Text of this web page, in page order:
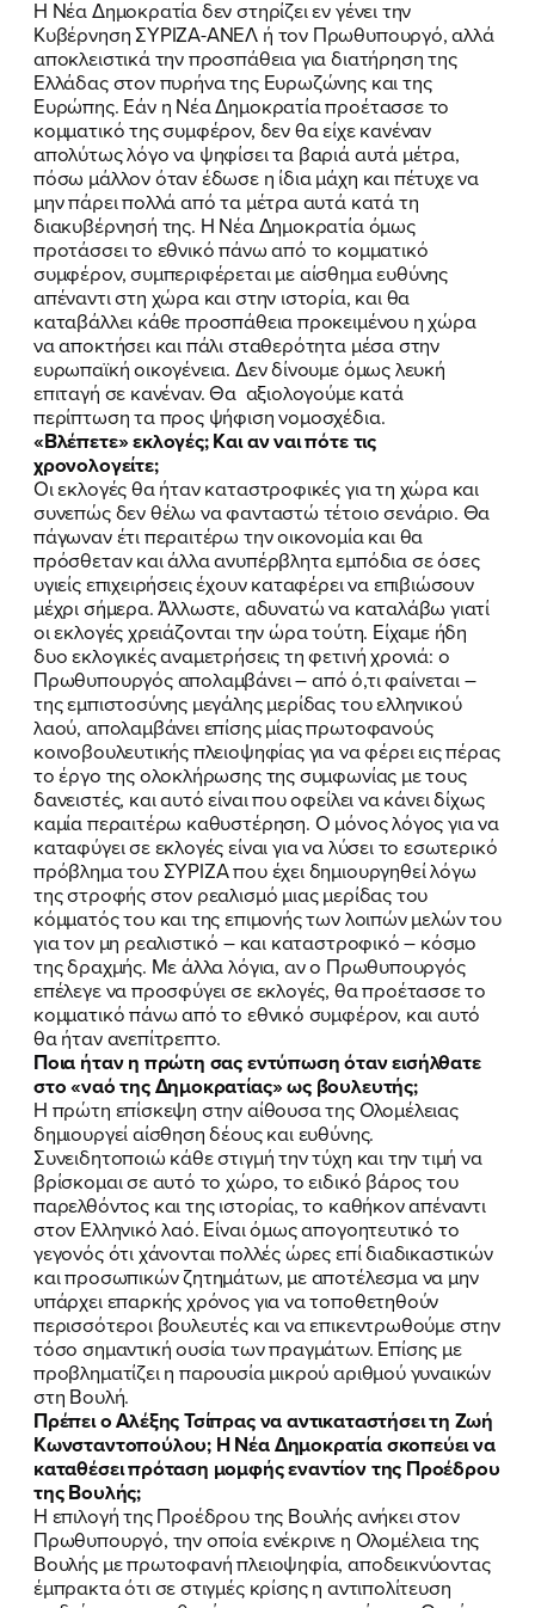
ΠΟΙΑ ΕΙΜΑΙ
ΕΡΓΟ
ΕΚΔΗΛΩΣΕΙΣ
ΝΕΑ
ΕΛΑ ΚΙ ΕΣΥ
FB IN TW YT LN VB TIKTOK
H Νέα Δημοκρατία δεν στηρίζει εν γένει την
Κυβέρνηση ΣΥΡΙΖΑ-ΑΝΕΛ ή τον Πρωθυπουργό, αλλά
αποκλειστικά την προσπάθεια για διατήρηση της
Ελλάδας στον πυρήνα της Ευρωζώνης και της
Ευρώπης. Εάν η Νέα Δημοκρατία προέτασσε το
κομματικό της συμφέρον, δεν θα είχε κανέναν
απολύτως λόγο να ψηφίσει τα βαριά αυτά μέτρα,
πόσω μάλλον όταν έδωσε η ίδια μάχη και πέτυχε να
μην πάρει πολλά από τα μέτρα αυτά κατά τη
διακυβέρνησή της. Η Νέα Δημοκρατία όμως
προτάσσει το εθνικό πάνω από το κομματικό
συμφέρον, συμπεριφέρεται με αίσθημα ευθύνης
απέναντι στη χώρα και στην ιστορία, και θα
καταβάλλει κάθε προσπάθεια προκειμένου η χώρα
να αποκτήσει και πάλι σταθερότητα μέσα στην
ευρωπαϊκή οικογένεια. Δεν δίνουμε όμως λευκή
επιταγή σε κανέναν. Θα αξιολογούμε κατά
περίπτωση τα προς ψήφιση νομοσχέδια.
«Βλέπετε» εκλογές; Και ανναι πότε τις
χρονολογείτε;
Οι εκλογές θα ήταν καταστροφικές για τη χώρα και
συνεπώς δεν θέλω να φανταστώ τέτοιο σενάριο. Θα
πάγωναν έτι περαιτέρω την οικονομία και θα
πρόσθεταν και άλλα ανυπέρβλητα εμπόδια σε όσες
υγιείς επιχειρήσεις έχουν καταφέρει να επιβιώσουν
μέχρι σήμερα. Άλλωστε, αδυνατώ να καταλάβω γιατί
οι εκλογές χρειάζονται την ώρα τούτη. Είχαμε ήδη
δυο εκλογικές αναμετρήσεις τη φετινή χρονιά: ο
Πρωθυπουργός απολαμβάνει – από ό,τι φαίνεται –
της εμπιστοσύνης μεγάλης μερίδας του ελληνικού
λαού, απολαμβάνει επίσης μίας πρωτοφανούς
κοινοβουλευτικής πλειοψηφίας για να φέρει εις πέρας
το έργο της ολοκλήρωσης της συμφωνίας με τους
δανειστές, και αυτό είναι που οφείλει να κάνει δίχως
καμία περαιτέρω καθυστέρηση. Ο μόνος λόγος για να
καταφύγει σε εκλογές είναι για να λύσει το εσωτερικό
πρόβλημα του ΣΥΡΙΖΑ που έχει δημιουργηθεί λόγω
της στροφής στον ρεαλισμό μιας μερίδας του
κόμματός του και της επιμονής των λοιπών μελών του
για τον μη ρεαλιστικό – και καταστροφικό – κόσμο
της δραχμής. Με άλλα λόγια, αν ο Πρωθυπουργός
επέλεγε να προσφύγει σε εκλογές, θα προέτασσε το
κομματικό πάνω από το εθνικό συμφέρον, και αυτό
θα ήταν ανεπίτρεπτο.
Ποια ήταν η πρώτη σας εντύπωση όταν εισήλθατε
στο «ναό της Δημοκρατίας» ως βουλευτής;
Η πρώτη επίσκεψη στην αίθουσα της Ολομέλειας
δημιουργεί αίσθηση δέους και ευθύνης.
Συνειδητοποιώ κάθε στιγμή την τύχη και την τιμή να
βρίσκομαι σε αυτό το χώρο, το ειδικό βάρος του
παρελθόντος και της ιστορίας, το καθήκον απέναντι
στον Ελληνικό λαό. Είναι όμως απογοητευτικό το
γεγονός ότι χάνονται πολλές ώρες επί διαδικαστικών
και προσωπικών ζητημάτων, με αποτέλεσμα να μην
υπάρχει επαρκής χρόνος για να τοποθετηθούν
περισσότεροι βουλευτές και να επικεντρωθούμε στην
τόσο σημαντική ουσία των πραγμάτων. Επίσης με
προβληματίζει η παρουσία μικρού αριθμού γυναικών
στη Βουλή.
Πρέπει ο Αλέξης Τσίπρας να αντικαταστήσει τη Ζωή
Κωνσταντοπούλου; Η Νέα Δημοκρατία σκοπεύει να
καταθέσει πρόταση μομφής εναντίον της Προέδρου
της Βουλής;
Η επιλογή της Προέδρου της Βουλής ανήκει στον
Πρωθυπουργό, την οποία ενέκρινε η Ολομέλεια της
Βουλής με πρωτοφανή πλειοψηφία, αποδεικνύοντας
έμπρακτα ότι σε στιγμές κρίσης η αντιπολίτευση